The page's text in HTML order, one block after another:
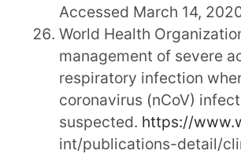
Accessed March 14,
World Health
management of severe
respiratory infection
coronavirus (nCoV)
suspected. https://
int/publications-detail/